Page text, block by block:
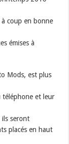
coup en bonne
émises à
Mods, est plus
téléphone et leur
ils seront
placés en haut